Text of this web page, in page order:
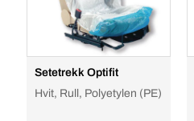
Setetrekk Optifit
Hvit, Rull, Polyetylen (PE)